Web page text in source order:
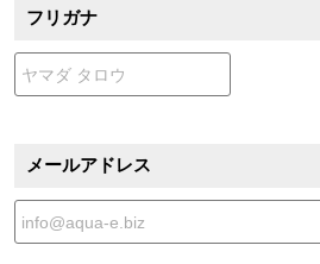
フリガナ
メールアドレス